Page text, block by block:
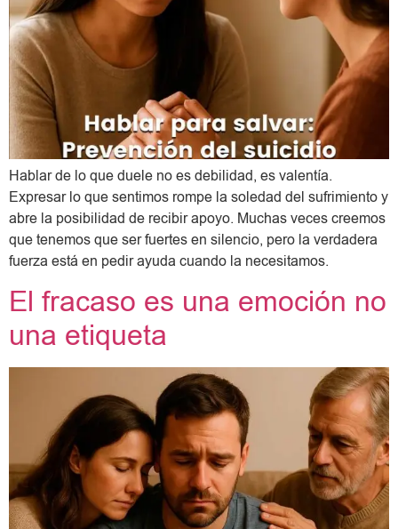
Hablar de lo que duele no es debilidad, es valentía.
Expresar lo que sentimos rompe la soledad del sufrimiento y
abre la posibilidad de recibir apoyo. Muchas veces creemos
que tenemos que ser fuertes en silencio, pero la verdadera
fuerza está en pedir ayuda cuando la necesitamos.
El fracaso es una emoción no
una etiqueta